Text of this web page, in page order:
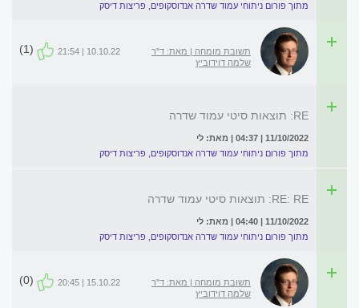
מתוך פורום ניתוחי עמוד שדרה אנדוסקופים, פריצות דיסק
תשובת מומחה | מאת: ד"ר
שלמה דוידוביץ
10.10.22 | 21:54
(1)
RE: תוצאות סיטי עמוד שדרה
11/10/2022 | 04:37 | מאת: לי
מתוך פורום ניתוחי עמוד שדרה אנדוסקופים, פריצות דיסק
RE: RE: תוצאות סיטי עמוד שדרה
11/10/2022 | 04:40 | מאת: לי
מתוך פורום ניתוחי עמוד שדרה אנדוסקופים, פריצות דיסק
תשובת מומחה | מאת: ד"ר
שלמה דוידוביץ
15.10.22 | 20:45
(0)